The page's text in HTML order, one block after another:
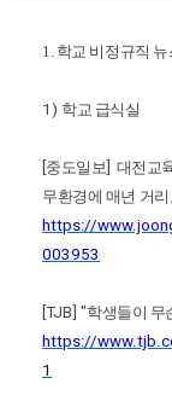
1. 학교 비정규직 뉴
1) 학교 급식실
[중도일보] 대전교
무환경에 매년 거리
https://
003953
[TJB] "학생들이 무
https://
1